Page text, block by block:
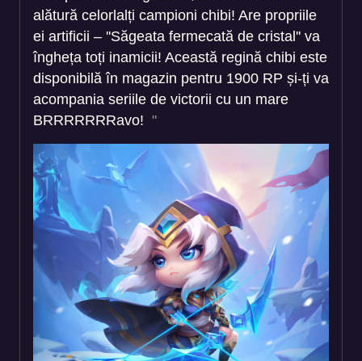
alătură celorlalți campioni chibi! Are propriile
ei artificii – ''Săgeata fermecată de cristal'' va
îngheța toți inamicii! Această regină chibi este
disponibilă în magazin pentru 1900 RP și-ți va
acompania seriile de victorii cu un mare
BRRRRRRRavo!